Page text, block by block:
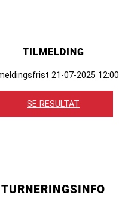
TILMELDING
21-07-2025 12:00
SE RESULTAT
TURNERINGSINFO